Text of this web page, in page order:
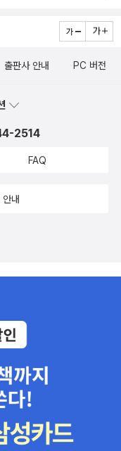
출판사 안내 PC 버전
2514
FAQ
내